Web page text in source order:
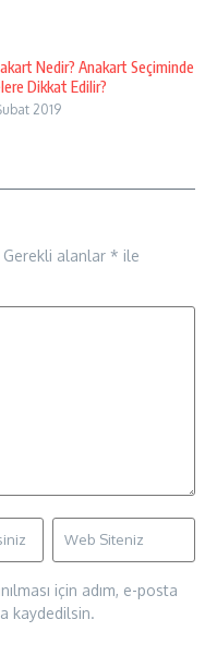
Nedir? Anakart Seçiminde
Dikkat Edilir?
2019
Gerekli alanlar * ile
için adım, e-posta
kaydedilsin.